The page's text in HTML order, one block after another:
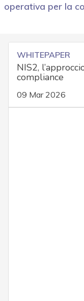
operativa per la
WHITEPAPER
NIS2,
compliance
09 Mar 2026